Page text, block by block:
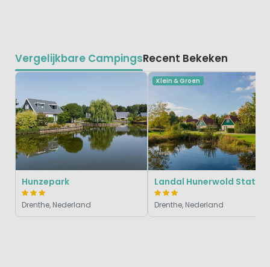
Vergelijkbare CampingsRecent Bekeken
Hunzepark
Drenthe, Nederland
Klein & Groen
Landal Hunerwold State
Drenthe, Nederland